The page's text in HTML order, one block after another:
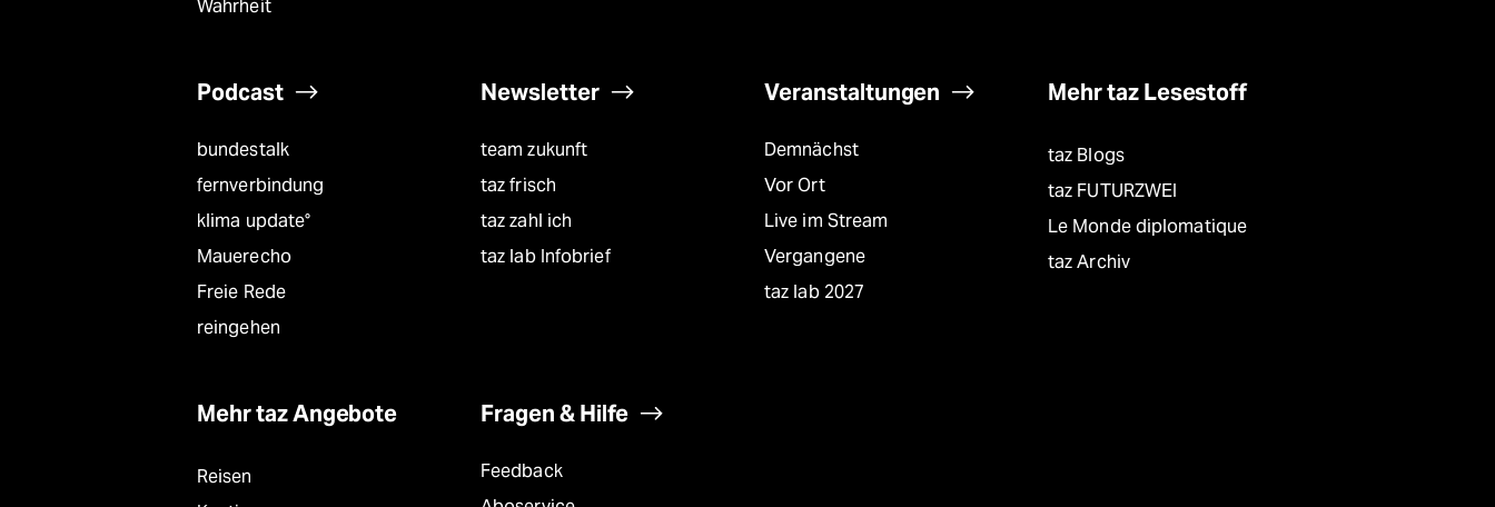
Wahrheit
Podcast
bundestalk
fernverbindung
klima update°
Mauerecho
Freie Rede
reingehen
Newsletter
team zukunft
taz frisch
taz zahl ich
taz lab Infobrief
Veranstaltungen
Demnächst
Vor Ort
Live im Stream
Vergangene
taz lab 2027
Mehr taz Lesestoff
taz Blogs
taz FUTURZWEI
Le Monde diplomatique
taz Archiv
Mehr taz Angebote
Reisen
Fragen & Hilfe
Feedback